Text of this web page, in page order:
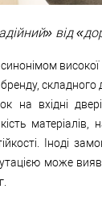
від
на вхідні
матеріалів,
Іноді
може